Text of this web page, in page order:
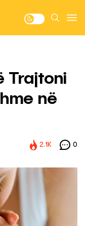
Trajtoni
në
2.1K 0